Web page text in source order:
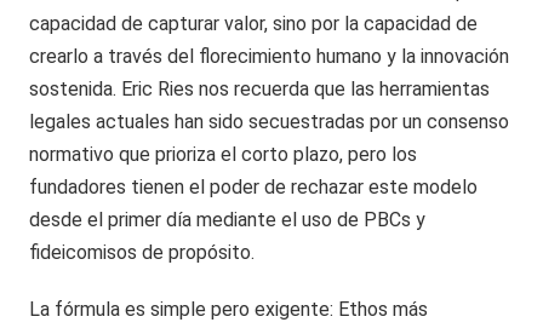
capacidad de capturar valor, sino por la capacidad de
crearlo a través del florecimiento humano y la innovación
sostenida. Eric Ries nos recuerda que las herramientas
legales actuales han sido secuestradas por un consenso
normativo que prioriza el corto plazo, pero los
fundadores tienen el poder de rechazar este modelo
desde el primer día mediante el uso de PBCs y
fideicomisos de propósito.
La fórmula es simple pero exigente: Ethos más